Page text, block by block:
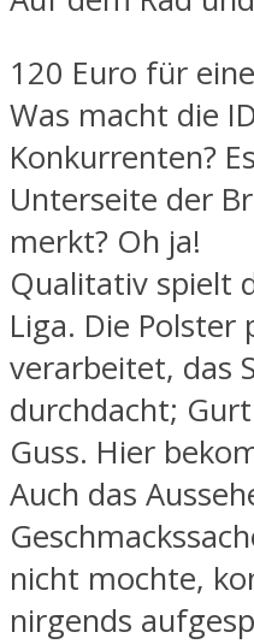
120 Euro für
Was macht die
Konkurrenten?
Unterseite der
merkt? Oh ja!
Qualitativ spielt
Liga. Die
verarbeitet, das
durchdacht;
Guss. Hier
Auch das
nicht mochte,
nirgends